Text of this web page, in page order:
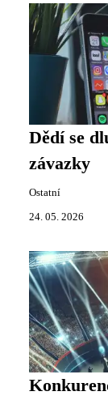
Dědí se
závazky
Ostatní
24. 05. 2026